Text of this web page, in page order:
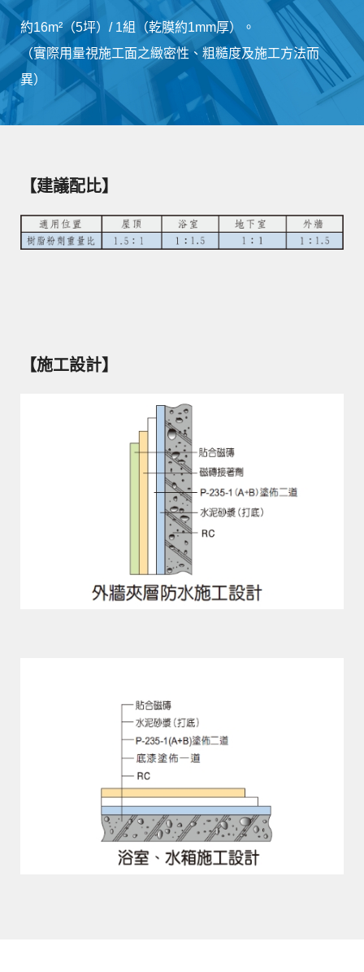
約16m²（5坪）/ 1組（乾膜約1mm厚）。
（實際用量視施工面之緻密性、粗糙度及施工方法而
異）
【建議配比】
【施工設計】